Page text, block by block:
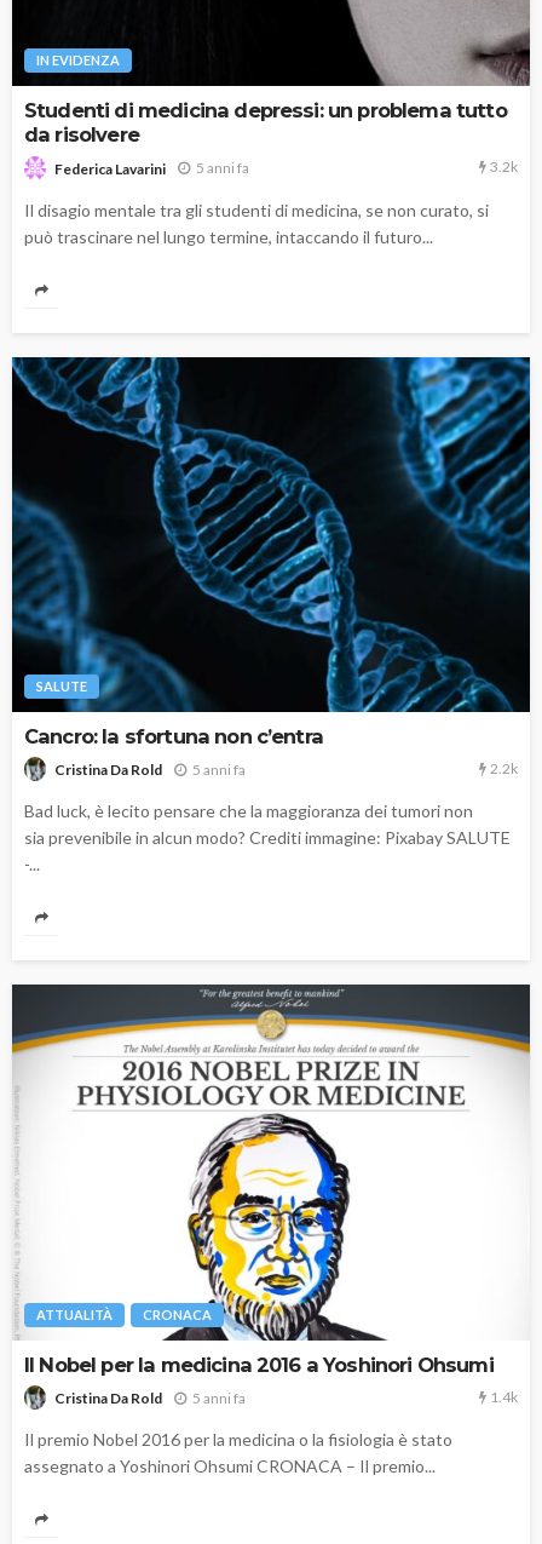
IN EVIDENZA
Studenti di medicina depressi: un problema tutto
da risolvere
Federica Lavarini 5 anni fa 3.2k
Il disagio mentale tra gli studenti di medicina, se non curato, si
può trascinare nel lungo termine, intaccando il futuro...
SALUTE
Cancro: la sfortuna non c’entra
Cristina Da Rold 5 anni fa 2.2k
Bad luck, è lecito pensare che la maggioranza dei tumori non
sia prevenibile in alcun modo? Crediti immagine: Pixabay SALUTE
-...
ATTUALITÀ CRONACA
Il Nobel per la medicina 2016 a Yoshinori Ohsumi
Cristina Da Rold 5 anni fa 1.4k
Il premio Nobel 2016 per la medicina o la fisiologia è stato
assegnato a Yoshinori Ohsumi CRONACA – Il premio...